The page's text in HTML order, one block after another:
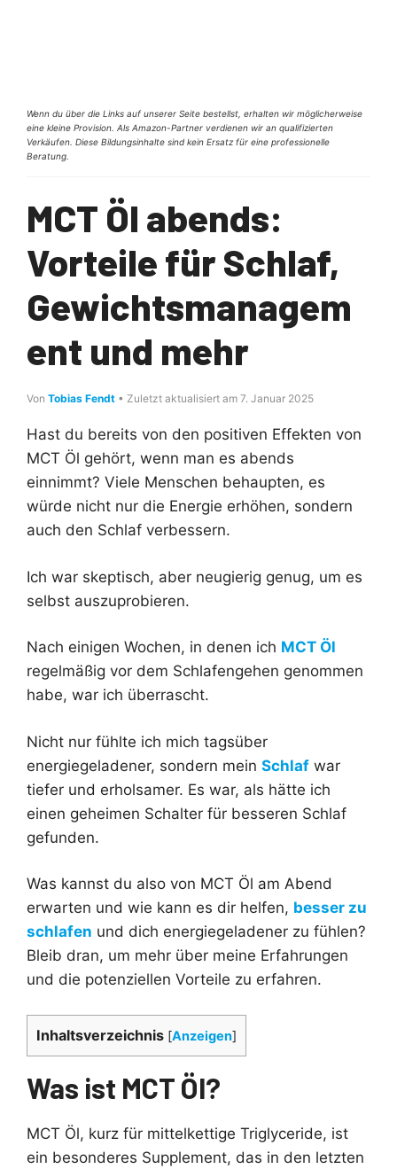
Wenn du über die Links auf unserer Seite bestellst, erhalten wir möglicherweise
eine kleine Provision. Als Amazon-Partner verdienen wir an qualifizierten
Verkäufen. Diese Bildungsinhalte sind kein Ersatz für eine professionelle
Beratung.
MCT Öl abends:
Vorteile für Schlaf,
Gewichtsmanagem
ent und mehr
Von Tobias Fendt • Zuletzt aktualisiert am 7. Januar 2025
Hast du bereits von den positiven Effekten von
MCT Öl gehört, wenn man es abends
einnimmt? Viele Menschen behaupten, es
würde nicht nur die Energie erhöhen, sondern
auch den Schlaf verbessern.
Ich war skeptisch, aber neugierig genug, um es
selbst auszuprobieren.
Nach einigen Wochen, in denen ich MCT Öl
regelmäßig vor dem Schlafengehen genommen
habe, war ich überrascht.
Nicht nur fühlte ich mich tagsüber
energiegeladener, sondern mein Schlaf war
tiefer und erholsamer. Es war, als hätte ich
einen geheimen Schalter für besseren Schlaf
gefunden.
Was kannst du also von MCT Öl am Abend
erwarten und wie kann es dir helfen, besser zu
schlafen und dich energiegeladener zu fühlen?
Bleib dran, um mehr über meine Erfahrungen
und die potenziellen Vorteile zu erfahren.
Inhaltsverzeichnis [Anzeigen]
Was ist MCT Öl?
MCT Öl, kurz für mittelkettige Triglyceride, ist
ein besonderes Supplement, das in den letzten